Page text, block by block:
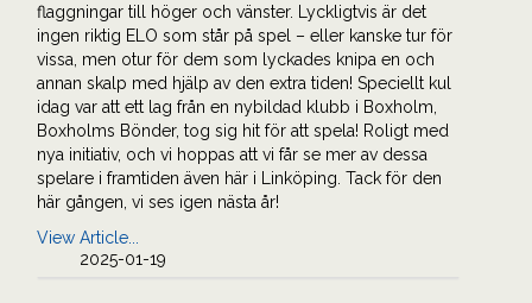
flaggningar till höger och vänster. Lyckligtvis är det
ingen riktig ELO som står på spel – eller kanske tur för
vissa, men otur för dem som lyckades knipa en och
annan skalp med hjälp av den extra tiden! Speciellt kul
idag var att ett lag från en nybildad klubb i Boxholm,
Boxholms Bönder, tog sig hit för att spela! Roligt med
nya initiativ, och vi hoppas att vi får se mer av dessa
spelare i framtiden även här i Linköping. Tack för den
här gången, vi ses igen nästa år!
View Article...
2025-01-19